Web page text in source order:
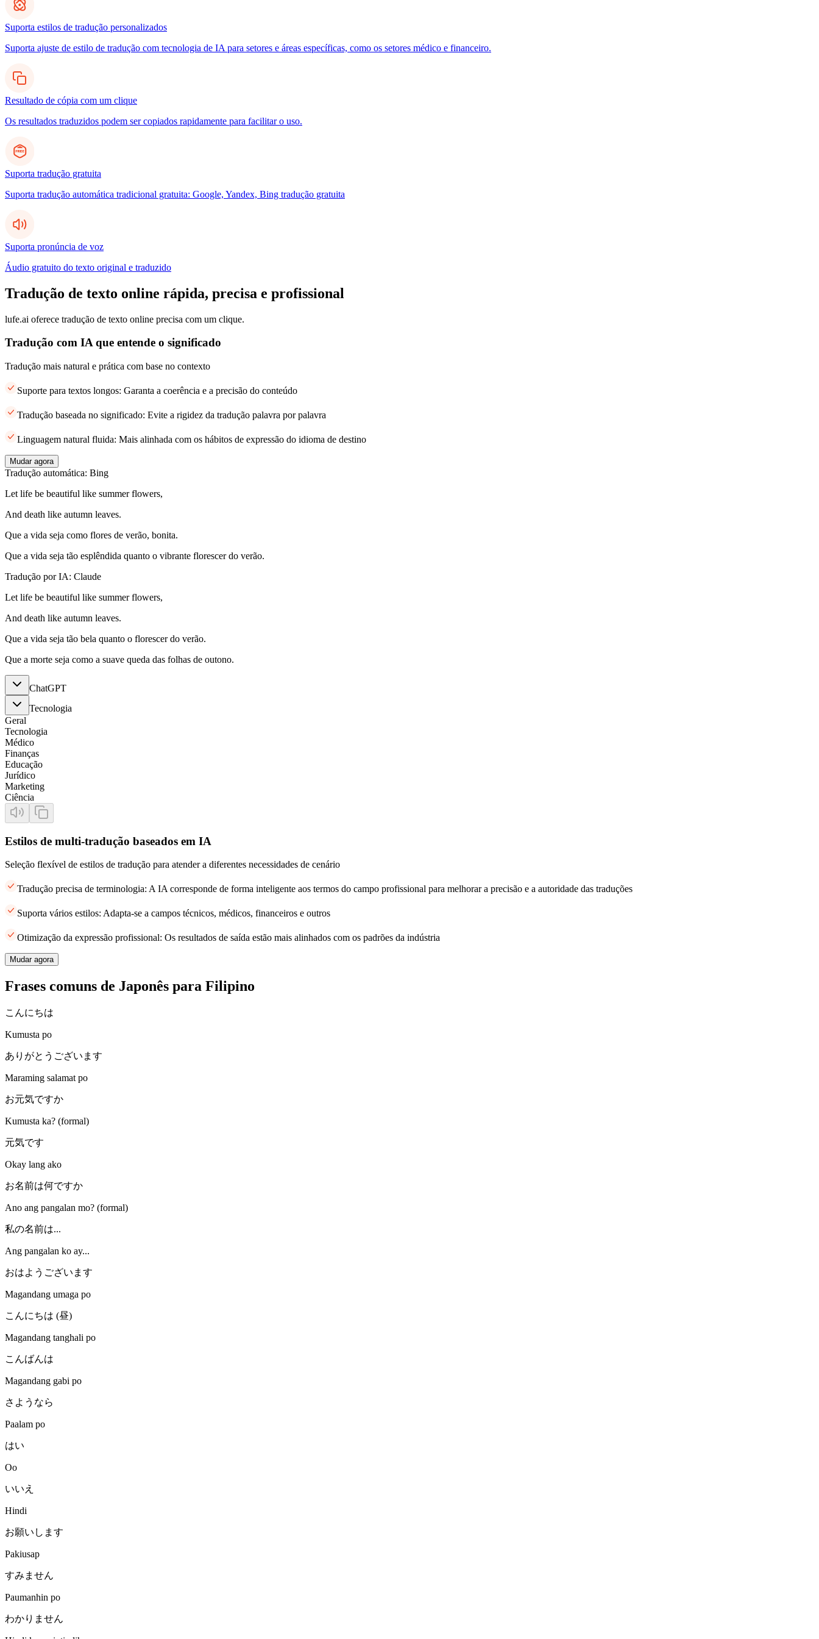
Suporta estilos de tradução personalizados
Suporta ajuste de estilo de tradução com tecnologia de IA para setores e áreas específicas, como os setores médico e financeiro.
Resultado de cópia com um clique
Os resultados traduzidos podem ser copiados rapidamente para facilitar o uso.
Suporta tradução gratuita
Suporta tradução automática tradicional gratuita: Google, Yandex, Bing tradução gratuita
Suporta pronúncia de voz
Áudio gratuito do texto original e traduzido
Tradução de texto online rápida, precisa e profissional
lufe.ai oferece tradução de texto online precisa com um clique.
Tradução com IA que entende o significado
Tradução mais natural e prática com base no contexto
Suporte para textos longos: Garanta a coerência e a precisão do conteúdo
Tradução baseada no significado: Evite a rigidez da tradução palavra por palavra
Linguagem natural fluida: Mais alinhada com os hábitos de expressão do idioma de destino
Mudar agora
Tradução automática: Bing
Let life be beautiful like summer flowers,
And death like autumn leaves.
Que a vida seja como flores de verão, bonita.
Que a vida seja tão esplêndida quanto o vibrante florescer do verão.
Tradução por IA: Claude
Let life be beautiful like summer flowers,
And death like autumn leaves.
Que a vida seja tão bela quanto o florescer do verão.
Que a morte seja como a suave queda das folhas de outono.
ChatGPT
Tecnologia
Geral
Tecnologia
Médico
Finanças
Educação
Jurídico
Marketing
Ciência
Estilos de multi-tradução baseados em IA
Seleção flexível de estilos de tradução para atender a diferentes necessidades de cenário
Tradução precisa de terminologia: A IA corresponde de forma inteligente aos termos do campo profissional para melhorar a precisão e a autoridade das traduções
Suporta vários estilos: Adapta-se a campos técnicos, médicos, financeiros e outros
Otimização da expressão profissional: Os resultados de saída estão mais alinhados com os padrões da indústria
Mudar agora
Frases comuns de Japonês para Filipino
こんにちは
Kumusta po
ありがとうございます
Maraming salamat po
お元気ですか
Kumusta ka? (formal)
元気です
Okay lang ako
お名前は何ですか
Ano ang pangalan mo? (formal)
私の名前は...
Ang pangalan ko ay...
おはようございます
Magandang umaga po
こんにちは (昼)
Magandang tanghali po
こんばんは
Magandang gabi po
さようなら
Paalam po
はい
Oo
いいえ
Hindi
お願いします
Pakiusap
すみません
Paumanhin po
わかりません